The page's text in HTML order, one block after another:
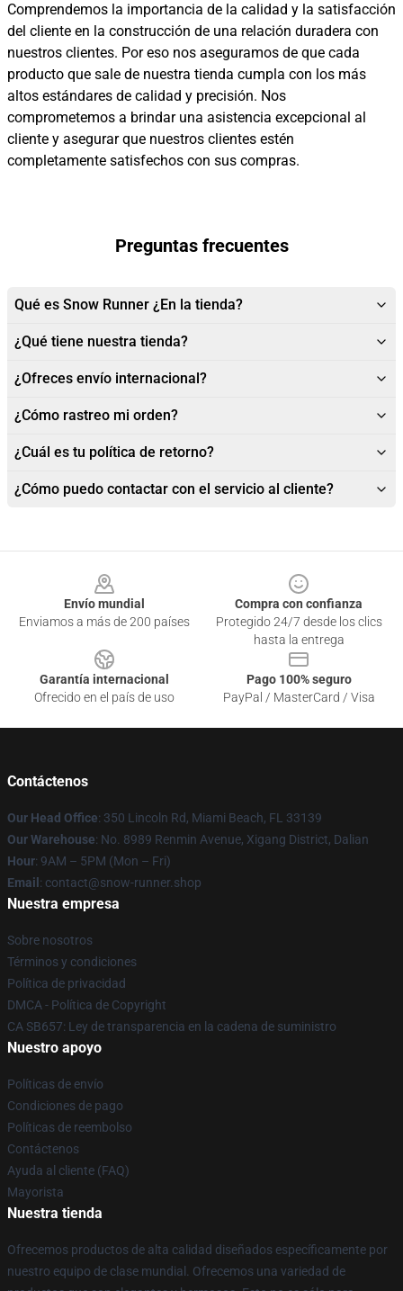
Comprendemos la importancia de la calidad y la satisfacción
del cliente en la construcción de una relación duradera con
nuestros clientes. Por eso nos aseguramos de que cada
producto que sale de nuestra tienda cumpla con los más
altos estándares de calidad y precisión. Nos
comprometemos a brindar una asistencia excepcional al
cliente y asegurar que nuestros clientes estén
completamente satisfechos con sus compras.
Preguntas frecuentes
Qué es Snow Runner ¿En la tienda?
¿Qué tiene nuestra tienda?
¿Ofreces envío internacional?
¿Cómo rastreo mi orden?
¿Cuál es tu política de retorno?
¿Cómo puedo contactar con el servicio al cliente?
Envío mundial
Enviamos a más de 200 países
Compra con confianza
Protegido 24/7 desde los clics
hasta la entrega
Garantía internacional
Ofrecido en el país de uso
Pago 100% seguro
PayPal / MasterCard / Visa
Contáctenos
Our Head Office: 350 Lincoln Rd, Miami Beach, FL 33139
Our Warehouse: No. 8989 Renmin Avenue, Xigang District, Dalian
Hour: 9AM – 5PM (Mon – Fri)
Email : contact@snow-runner.shop
Nuestra empresa
Sobre nosotros
Términos y condiciones
Política de privacidad
DMCA - Política de Copyright
CA SB657: Ley de transparencia en la cadena de suministro
Nuestro apoyo
Políticas de envío
Condiciones de pago
Políticas de reembolso
Contáctenos
Ayuda al cliente (FAQ)
Mayorista
Nuestra tienda
Ofrecemos productos de alta calidad diseñados específicamente por
nuestro equipo de clase mundial. Ofrecemos una variedad de